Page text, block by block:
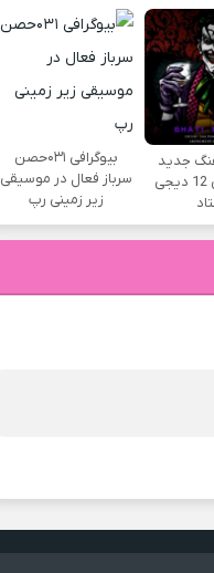
جدید
قاطی پاتی 12 دیجی
بیوگرافی ۰۳۱حصن
سرباز فعال در موسیقی
زیر زمینی رپ